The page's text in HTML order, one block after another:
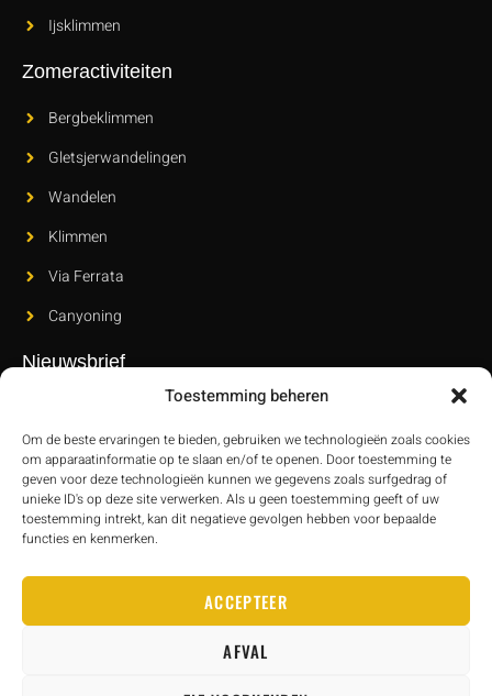
Toestemming beheren
Om de beste ervaringen te bieden, gebruiken we technologieën zoals cookies
om apparaatinformatie op te slaan en/of te openen. Door toestemming te
geven voor deze technologieën kunnen we gegevens zoals surfgedrag of
unieke ID's op deze site verwerken. Als u geen toestemming geeft of uw
toestemming intrekt, kan dit negatieve gevolgen hebben voor bepaalde
functies en kenmerken.
ACCEPTEER
AFVAL
Ijsklimmen
Zomeractiviteiten
Bergbeklimmen
Gletsjerwandelingen
Wandelen
Klimmen
Via Ferrata
Canyoning
Nieuwsbrief
Abonneer je op onze nieuwsbrief om op de hoogte te blijven van
onze nieuwe releases en laatste innovaties.